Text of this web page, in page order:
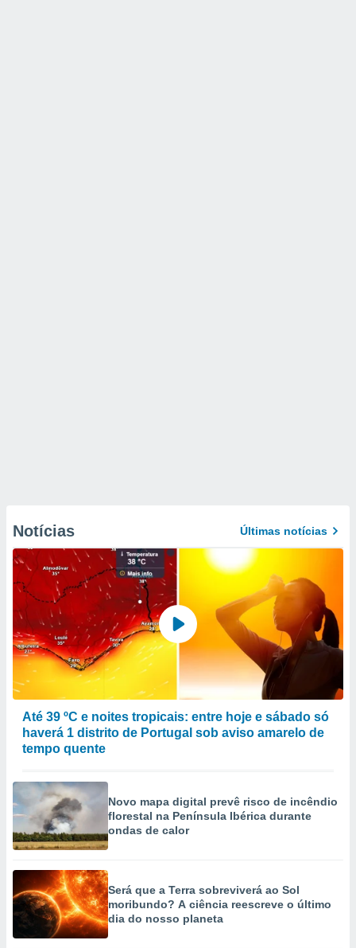
Notícias Últimas notícias
Até 39 ºC e noites tropicais: entre hoje e sábado só
haverá 1 distrito de Portugal sob aviso amarelo de
tempo quente
Novo mapa digital prevê risco de incêndio
florestal na Península Ibérica durante
ondas de calor
Será que a Terra sobreviverá ao Sol
moribundo? A ciência reescreve o último
dia do nosso planeta